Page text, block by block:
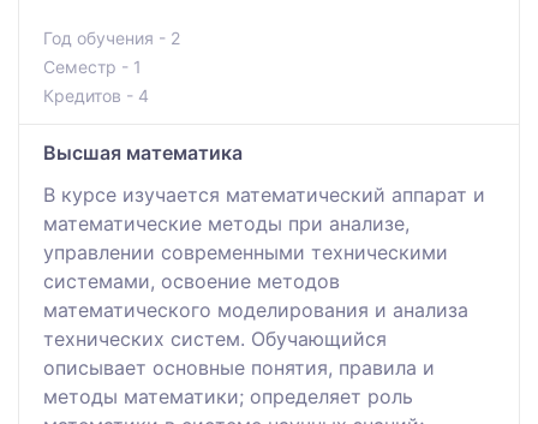
Год обучения - 2
Семестр - 1
Кредитов - 4
Высшая математика
В курсе изучается математический аппарат и
математические методы при анализе,
управлении современными техническими
системами, освоение методов
математического моделирования и анализа
технических систем. Обучающийся
описывает основные понятия, правила и
методы математики; определяет роль